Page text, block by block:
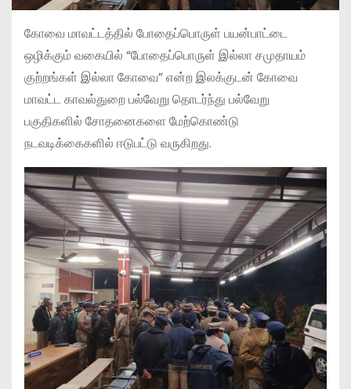
கோவை மாவட்டத்தில் போதைப்பொருள் பயன்பாட்டை
ஒழிக்கும் வகையில் “போதைப்பொருள் இல்லா சமுதாயம்
குற்றங்கள் இல்லா கோவை” என்ற இலக்குடன் கோவை
மாவட்ட காவல்துறை பல்வேறு தொடர்ந்து பல்வேறு
பகுதிகளில் சோதனைகளை மேற்கொண்டு
நடவடிக்கைகளில் ஈடுபட்டு வருகிறது.